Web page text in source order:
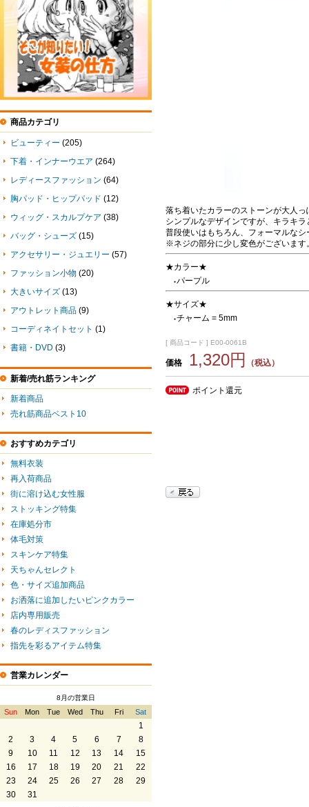
落ち着いたカラーのストーンが大人
シンプルなデザインですが、キラキ
普段使いはもちろん、フォーマルな
※ネジの部分に少し変色がございます
★カラー★
●パープル
★サイズ★
●チャーム = 5mm
[ 商品コード ] E00-0061B
価格 1,320円 （税込）
ポイント還元
商品カテゴリ
ビューティー (205)
下着・インナーウエア (264)
レディースファッション (64)
胸パッド・ヒップパッド (12)
ウィッグ・スカルプケア (38)
バッグ・シューズ (15)
アクセサリー・ジュエリー (57)
ファッション小物 (20)
大きいサイズ (13)
アウトレット商品 (9)
コーディネイトセット (1)
書籍・DVD (3)
新着/売れ筋ランキング
新着商品
売れ筋商品ベスト10
おすすめカテゴリ
無料衣装
再入荷商品
街に溶け込む女性服
ストッキング特集
在庫処分市
体毛対策
スキンケア特集
天ちゃんセレクト
色・サイズ追加商品
お洒落に追加したいピンクカラー
店内専用販売
春のレディスファッション
指先を彩るアイテム特集
営業カレンダー
8月の営業日
Sun Mon Tue Wed Thu Fri Sat
1
2
3 4 5 6 7
8
9
10 11 12 13 14
15
16
17 18 19 20 21
22
23
24 25 26 27 28
29
30
31